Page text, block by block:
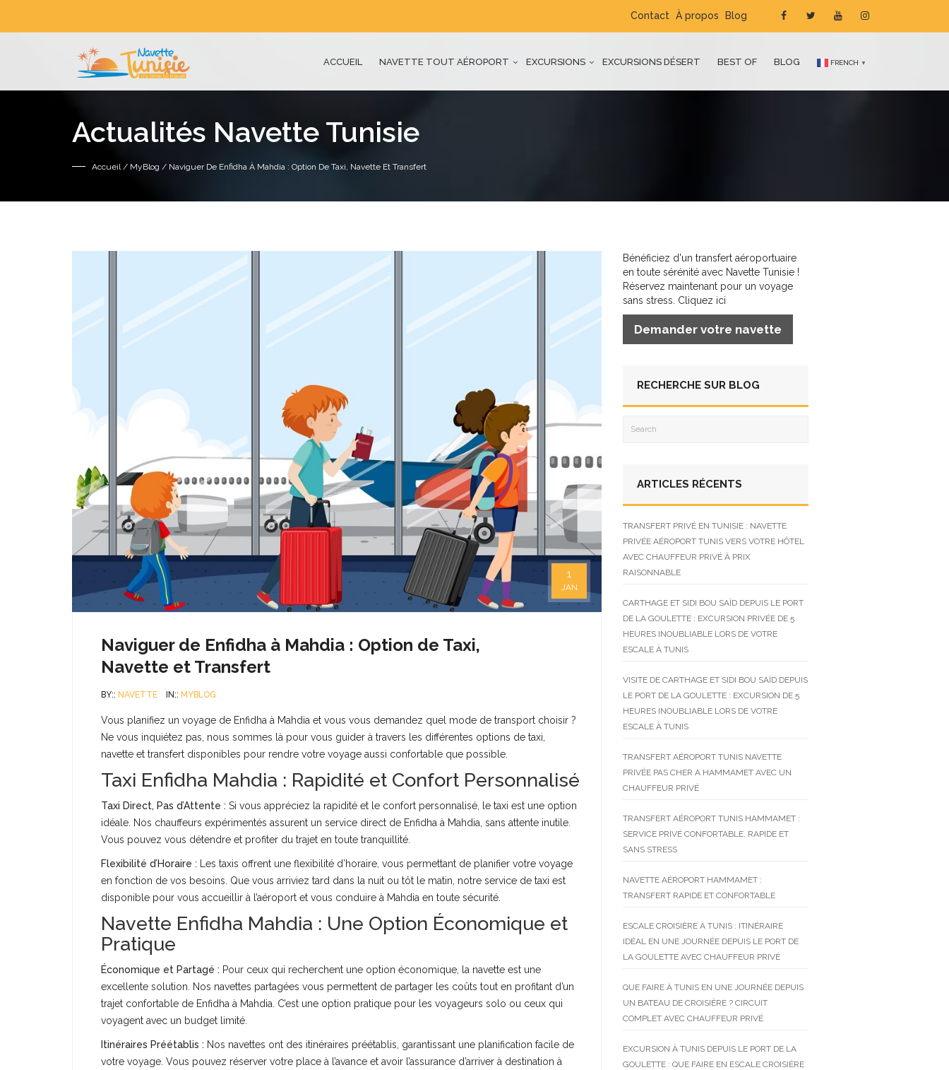
Contact À propos Blog
ACCUEIL NAVETTE TOUT AÉROPORT EXCURSIONS EXCURSIONS DÉSERT BEST OF BLOG FRENCH ▼
Actualités Navette Tunisie
Accueil/ MyBlog / Naviguer De Enfidha À Mahdia : Option De Taxi, Navette Et Transfert
Naviguer de Enfidha à Mahdia : Option de Taxi,
Navette et Transfert
BY:: NAVETTE IN:: MYBLOG
1
JAN
Vous planifiez un voyage de Enfidha à Mahdia et vous vous demandez quel mode de transport choisir ?
Ne vous inquiétez pas, nous sommes là pour vous guider à travers les différentes options de taxi,
navette et transfert disponibles pour rendre votre voyage aussi confortable que possible.
Taxi Enfidha Mahdia : Rapidité et Confort Personnalisé
Taxi Direct, Pas d’Attente : Si vous appréciez la rapidité et le confort personnalisé, le taxi est une option
idéale. Nos chauffeurs expérimentés assurent un service direct de Enfidha à Mahdia, sans attente inutile.
Vous pouvez vous détendre et profiter du trajet en toute tranquillité.
Flexibilité d’Horaire : Les taxis offrent une flexibilité d’horaire, vous permettant de planifier votre voyage
en fonction de vos besoins. Que vous arriviez tard dans la nuit ou tôt le matin, notre service de taxi est
disponible pour vous accueillir à l’aéroport et vous conduire à Mahdia en toute sécurité.
Navette Enfidha Mahdia : Une Option Économique et
Pratique
Économique et Partagé : Pour ceux qui recherchent une option économique, la navette est une
excellente solution. Nos navettes partagées vous permettent de partager les coûts tout en profitant d’un
trajet confortable de Enfidha à Mahdia. C’est une option pratique pour les voyageurs solo ou ceux qui
voyagent avec un budget limité.
Itinéraires Préétablis : Nos navettes ont des itinéraires préétablis, garantissant une planification facile de
votre voyage. Vous pouvez réserver votre place à l’avance et avoir l’assurance d’arriver à destination à
Bénéficiez d'un transfert aéroportuaire
en toute sérénité avec Navette Tunisie !
Réservez maintenant pour un voyage
sans stress. Cliquez ici
Demander votre navette
RECHERCHE SUR BLOG
ARTICLES RÉCENTS
TRANSFERT PRIVÉ EN TUNISIE : NAVETTE
PRIVÉE AÉROPORT TUNIS VERS VOTRE HÔTEL
AVEC CHAUFFEUR PRIVÉ À PRIX
RAISONNABLE
CARTHAGE ET SIDI BOU SAÏD DEPUIS LE PORT
DE LA GOULETTE : EXCURSION PRIVÉE DE 5
HEURES INOUBLIABLE LORS DE VOTRE
ESCALE À TUNIS
VISITE DE CARTHAGE ET SIDI BOU SAÏD DEPUIS
LE PORT DE LA GOULETTE : EXCURSION DE 5
HEURES INOUBLIABLE LORS DE VOTRE
ESCALE À TUNIS
TRANSFERT AÉROPORT TUNIS NAVETTE
PRIVÉE PAS CHER A HAMMAMET AVEC UN
CHAUFFEUR PRIVÉ
TRANSFERT AÉROPORT TUNIS HAMMAMET :
SERVICE PRIVÉ CONFORTABLE, RAPIDE ET
SANS STRESS
NAVETTE AÉROPORT HAMMAMET :
TRANSFERT RAPIDE ET CONFORTABLE
ESCALE CROISIÈRE À TUNIS : ITINÉRAIRE
IDÉAL EN UNE JOURNÉE DEPUIS LE PORT DE
LA GOULETTE AVEC CHAUFFEUR PRIVÉ
QUE FAIRE À TUNIS EN UNE JOURNÉE DEPUIS
UN BATEAU DE CROISIÈRE ? CIRCUIT
COMPLET AVEC CHAUFFEUR PRIVÉ
EXCURSION À TUNIS DEPUIS LE PORT DE LA
GOULETTE : QUE FAIRE EN ESCALE CROISIÈRE